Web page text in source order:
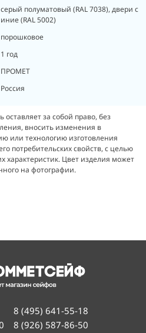
серый полуматовый (RAL 7038), двери с
иние (RAL 5002)
порошковое
1 год
ПРОМЕТ
Россия
оставляет за собой право, без
вносить изменения в
или технологию изготовления
потребительских свойств, с целью
характеристик. Цвет изделия может
на фотографии.
8 (495) 641-55-18
8 (926) 587-86-50